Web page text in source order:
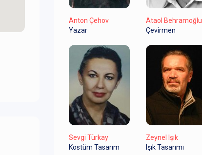
Anton Çehov
Yazar
Ataol Behramoğlu
Çevirmen
Sevgi Türkay
Kostüm Tasarım
Zeynel Işık
Işık Tasarımı